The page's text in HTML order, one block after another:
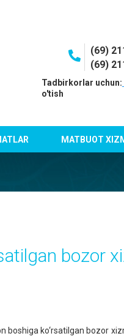
(69)
(69)
Tadbirkorlar uchun:
o'tish
MATBUOT
bozor
boshiga ko‘rsatilgan bozor